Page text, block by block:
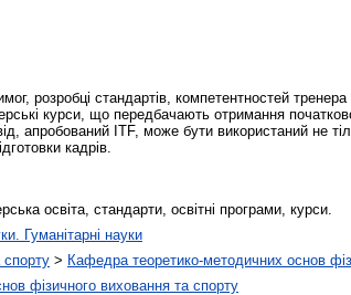
розробці стандартів, компетентностей
курси, що передбачають отримання
апробований ITF, може бути використаний не
кадрів.
освіта, стандарти, освітні програми, курси.
Гуманітарні науки
спорту > Кафедра теоретико-методичних основ
фізичного виховання та спорту